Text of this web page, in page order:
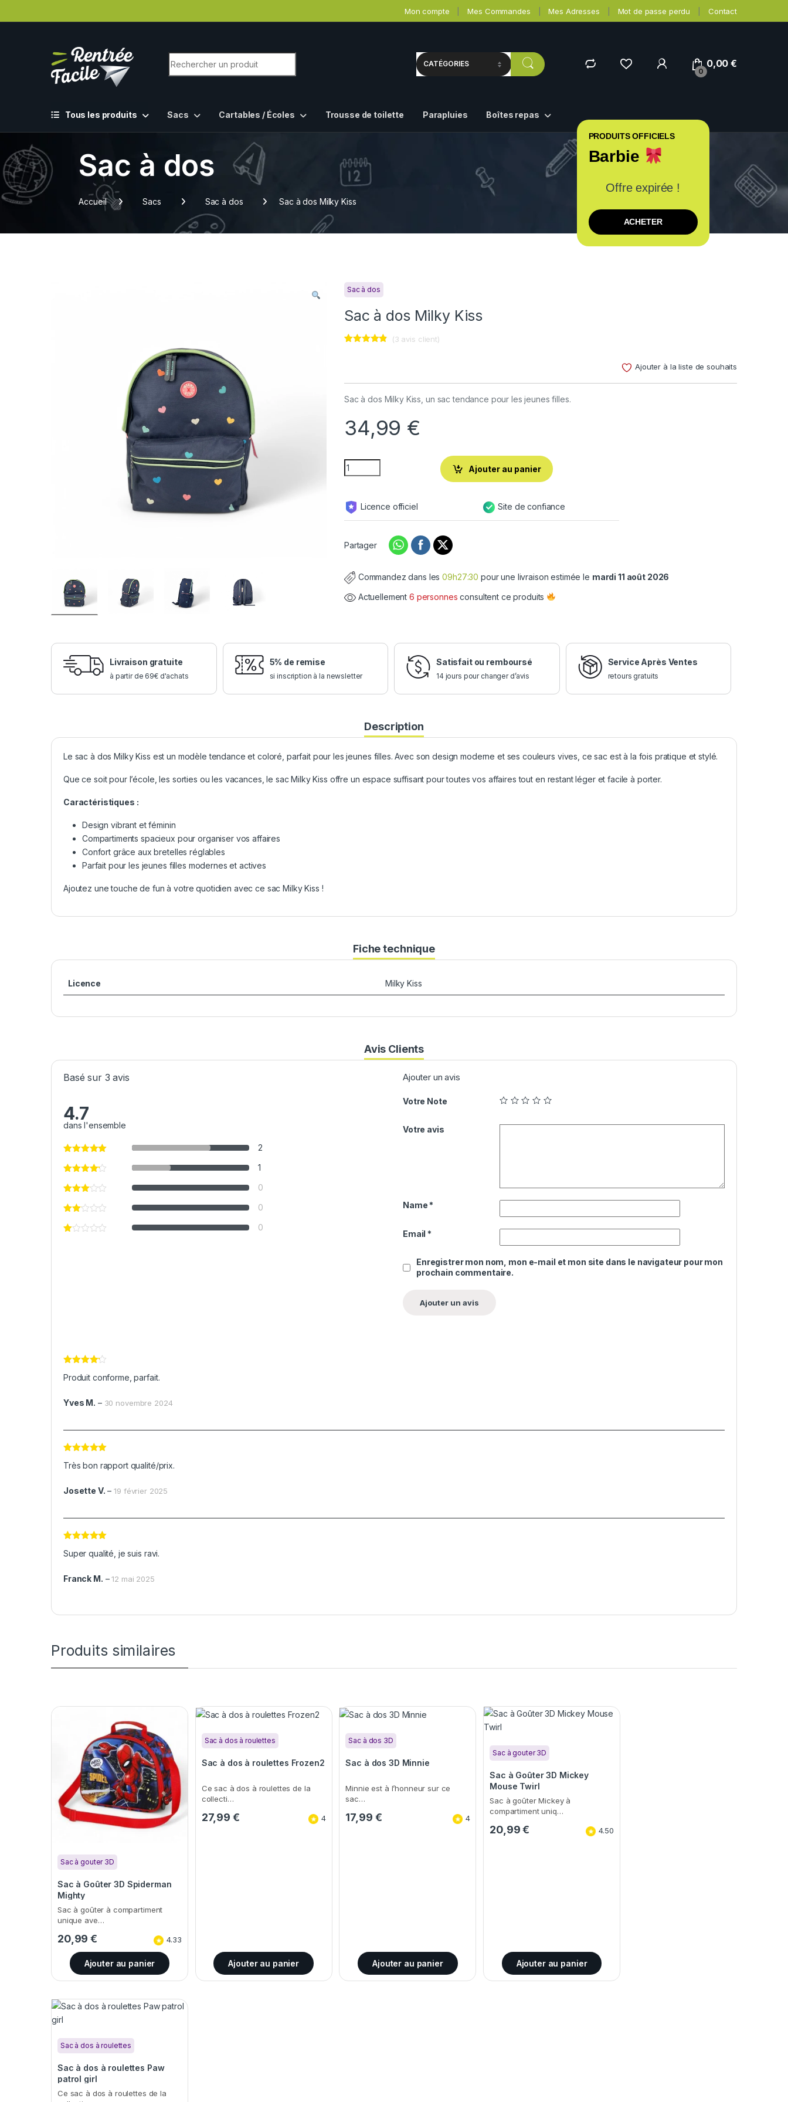
Mon compte Mes Commandes Mes Adresses Mot de passe perdu Contact
0
0,00€
Tous les produits Sacs Cartables / Écoles Trousse de toilette Parapluies Boîtes repas
Sac à dos
Accueil Sacs Sac à dos Sac à dos Milky Kiss
PRODUITS OFFICIELS
Barbie
Offre expirée !
ACHETER
Sac à dos
Sac à dos Milky Kiss
client
(3 avis client)
Ajouter à la liste de souhaits
Sac à dos Milky Kiss, un sac tendance pour les jeunes filles.
34,99 €
Ajouter au panier
Licence officiel Site de confiance
Partager
Commandez dans les09h27:29 pour une livraison estimée le mardi 11 août 2026
Actuellement6 personnes consultent ce produits
Livraison gratuite
à partir de 69€ d'achats
5% de remise
si inscription à la newsletter
Satisfait ou remboursé
14 jours pour changer d’avis
Service Après Ventes
retours gratuits
Description
Le sac à dos Milky Kiss est un modèle tendance et coloré, parfait pour les jeunes filles. Avec son design moderne et ses couleurs vives, ce sac est à la fois pratique et stylé.
Que ce soit pour l’école, les sorties ou les vacances, le sac Milky Kiss offre un espace suffisant pour toutes vos affaires tout en restant léger et facile à porter.
Caractéristiques :
Design vibrant et féminin
Compartiments spacieux pour organiser vos affaires
Confort grâce aux bretelles réglables
Parfait pour les jeunes filles modernes et actives
Ajoutez une touche de fun à votre quotidien avec ce sac Milky Kiss !
Fiche technique
Licence Milky Kiss
Avis Clients
Basé sur 3 avis
4.7
dans l'ensemble
2
1
0
0
0
Ajouter un avis
Votre Note
Votre avis
Name *
Email *
Enregistrer mon nom, mon e-mail et mon site dans le navigateur pour mon
prochain commentaire.
sur 5
Produit conforme, parfait.
Yves M. – 30 novembre 2024
5
Très bon rapport qualité/prix.
Josette V. –19 février 2025
5
Super qualité, je suis ravi.
Franck M. –12 mai 2025
Produits similaires
Sac à gouter 3D
Sac à Goûter 3D Spiderman
Mighty
Sac à goûter à compartiment
unique ave…
20,99€ 4.33
Ajouter au panier
Sac à dos à roulettes
Sac à dos à roulettes Frozen2
Ce sac à dos à roulettes de la
collecti…
27,99 € 4
Ajouter au panier
Sac à dos 3D
Sac à dos 3D Minnie
Minnie est à l’honneur sur ce
sac…
17,99 € 4
Ajouter au panier
Sac à gouter 3D
Sac à Goûter 3D Mickey
Mouse Twirl
Sac à goûter Mickey à
compartiment uniq…
20,99€ 4.50
Ajouter au panier
Sac à dos à roulettes
Sac à dos à roulettes Paw
patrol girl
Ce sac à dos à roulettes de la